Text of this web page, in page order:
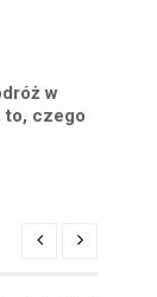
w
to, czego